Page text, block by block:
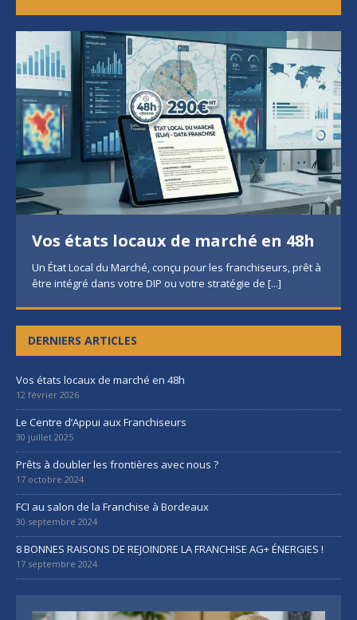
Vos états locaux de marché en 48h
Un État Local du Marché, conçu pour les franchiseurs, prêt à
être intégré dans votre DIP ou votre stratégie de [...]
DERNIERS ARTICLES
Vos états locaux de marché en 48h
12 février 2026
Le Centre d’Appui aux Franchiseurs
30 juillet 2025
Prêts à doubler les frontières avec nous ?
17 octobre 2024
FCI au salon de la Franchise à Bordeaux
30 septembre 2024
8 BONNES RAISONS DE REJOINDRE LA FRANCHISE AG+ ÉNERGIES !
17 septembre 2024